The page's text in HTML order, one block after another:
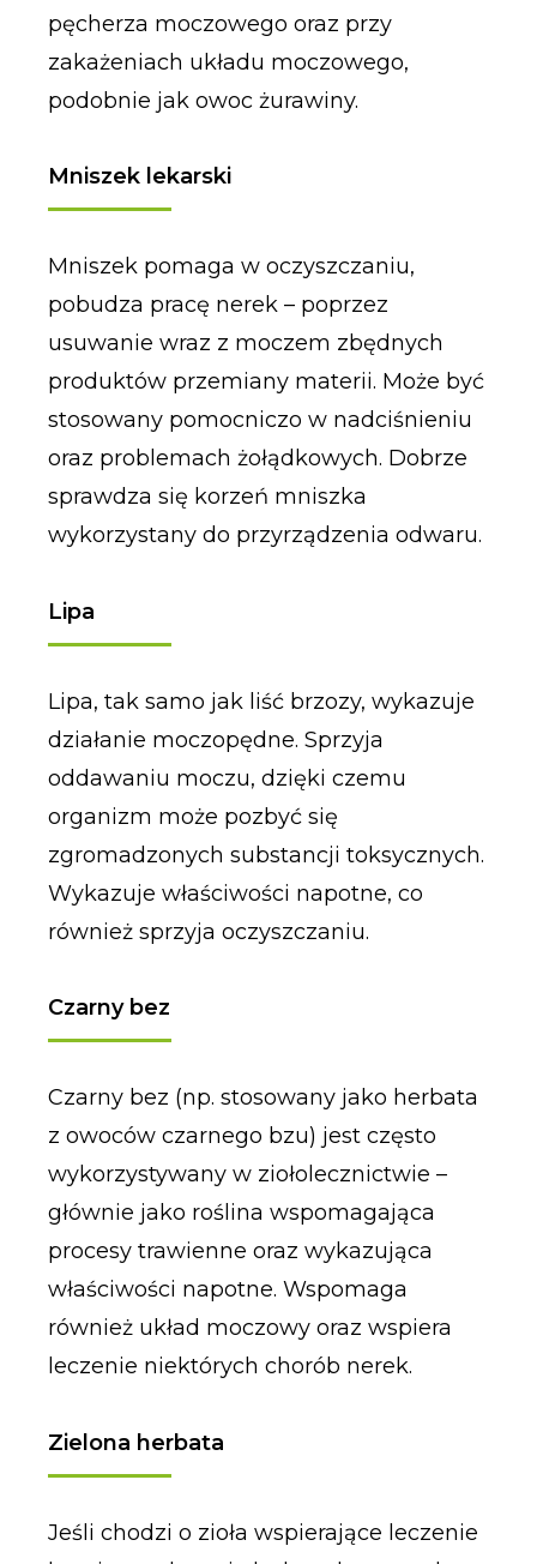
pęcherza moczowego oraz przy
zakażeniach układu moczowego,
podobnie jak owoc żurawiny.
Mniszek lekarski
Mniszek pomaga w oczyszczaniu,
pobudza pracę nerek – poprzez
usuwanie wraz z moczem zbędnych
produktów przemiany materii. Może być
stosowany pomocniczo w nadciśnieniu
oraz problemach żołądkowych. Dobrze
sprawdza się korzeń mniszka
wykorzystany do przyrządzenia odwaru.
Lipa
Lipa, tak samo jak liść brzozy, wykazuje
działanie moczopędne. Sprzyja
oddawaniu moczu, dzięki czemu
organizm może pozbyć się
zgromadzonych substancji toksycznych.
Wykazuje właściwości napotne, co
również sprzyja oczyszczaniu.
Czarny bez
Czarny bez (np. stosowany jako herbata
z owoców czarnego bzu) jest często
wykorzystywany w ziołolecznictwie –
głównie jako roślina wspomagająca
procesy trawienne oraz wykazująca
właściwości napotne. Wspomaga
również układ moczowy oraz wspiera
leczenie niektórych chorób nerek.
Zielona herbata
Jeśli chodzi o zioła wspierające leczenie